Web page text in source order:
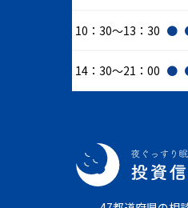
10：30～13：30 ●
14：30～21：00 ●